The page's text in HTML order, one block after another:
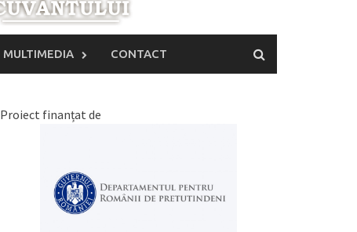
MULTIMEDIA CONTACT
Proiect finanțat de